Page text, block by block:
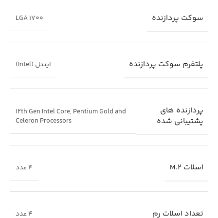
شبکه داخلی شامل WiFi 6E و Ethernet 2.5G برای تجربه آنلاین عالی.
پورت‌های USB و توسعه برای گیمرها و تولیدکنندگان محتوا.
ویژگی‌های کلیدی
سوکت پردازنده LGA 1700
پلتفرم سوکت پردازنده اینتل (Intel)
پردازنده های
پشتیبانی شده
12th Gen Intel Core, Pentium Gold and
Celeron Processors
اسلات M.2 4 عدد
تعداد اسلات رم 4 عدد